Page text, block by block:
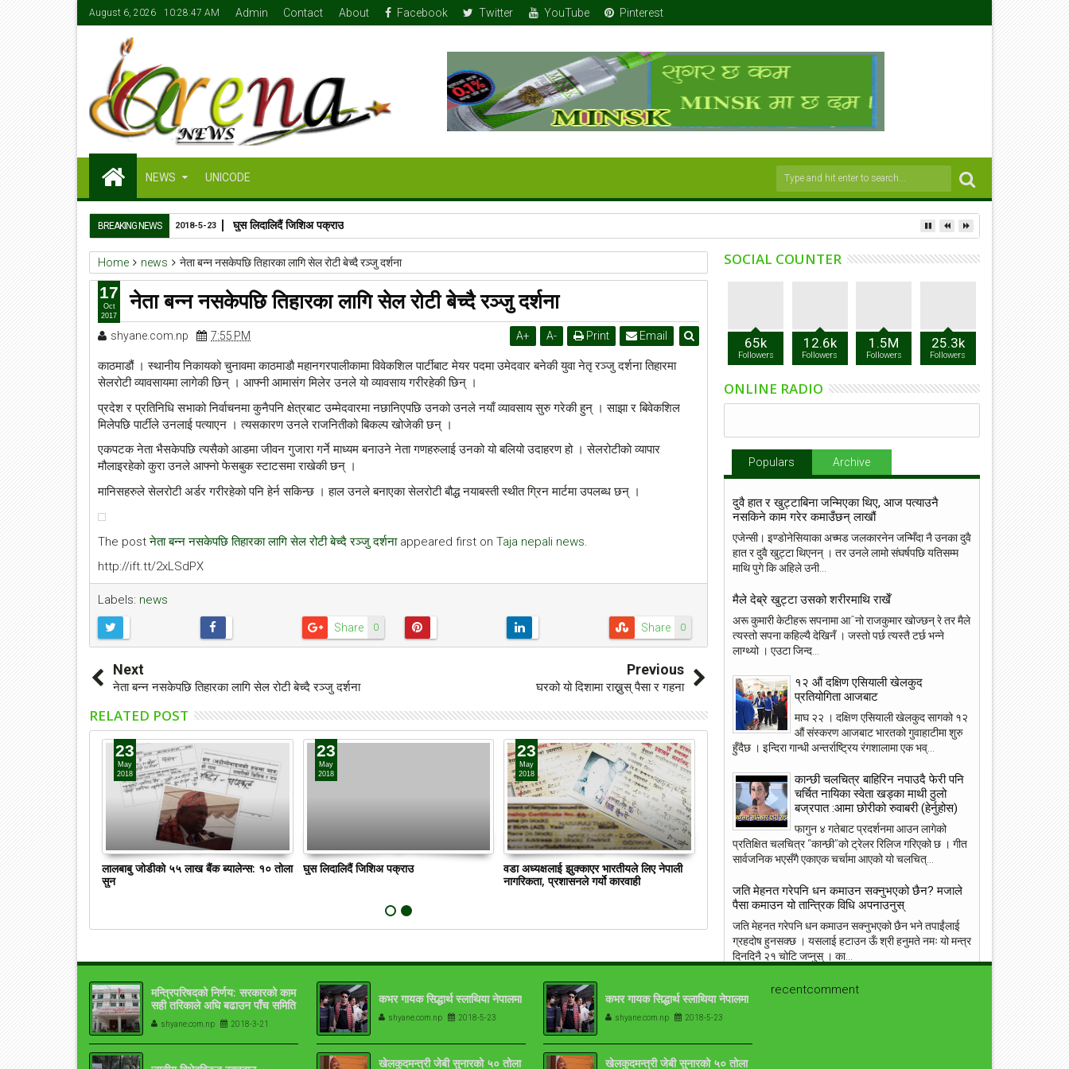
August 6, 2026 10:28:48 AM Admin Contact About Facebook Twitter YouTube Pinterest
NEWS UNICODE
BREAKING NEWS घुस लिदालिदैं जिशिअ पक्राउ
2018-5-23
Home news नेता बन्न नसकेपछि तिहारका लागि सेल रोटी बेच्दै रञ्जु दर्शना
नेता बन्न नसकेपछि तिहारका लागि सेल रोटी बेच्दै रञ्जु दर्शना
shyane.com.np 7:55 PM A+ A- Print Email
काठमाडौं । स्थानीय निकायको चुनावमा काठमाडाै‌ महानगरपालीकामा विवेकशिल पार्टीबाट मेयर पदमा उमेदवार बनेकी युवा नेतृ रञ्जु दर्शना तिहारमा
सेलरोटी व्यावसायमा लागेकी छिन् । आफ्नी आमासंग मिलेर उनले यो व्यावसाय गरीरहेकी छिन् ।
प्रदेश र प्रतिनिधि सभाको निर्वाचनमा कुनैपनि क्षेत्रबाट उम्मेदवारमा नछानिएपछि उनको उनले नयाँ व्यावसाय सुरु गरेकी हुन् । साझा र बिवेकशिल
मिलेपछि पार्टीले उनलाई पत्याएन । त्यसकारण उनले राजनितीको बिकल्प खोजेकी छन् ।
एकपटक नेता भैसकेपछि त्यसैको आडमा जीवन गुजारा गर्ने माध्यम बनाउने नेता गणहरुलाई उनको यो बलियो उदाहरण हो । सेलरोटीकाे व्यापार
मौलाइरहेको कुरा उनले आफ्नो फेसबुक स्टाटसमा राखेकी छन् ।
मानिसहरुले सेलरोटी अर्डर गरीरहेको पनि हेर्न सकिन्छ । हाल उनले बनाएका सेलरोटी बौद्ध नयाबस्ती स्थीत ग्रिन मार्टमा उपलब्ध छन् ।
The postनेता बन्न नसकेपछि तिहारका लागि सेल रोटी बेच्दै रञ्जु दर्शनाappeared first on Taja nepali news
http://ift.tt/2xLSdPX
Labels: news
0
Share 0
Share
17
Oct
2017
Next
नेता बन्न नसकेपछि तिहारका लागि सेल रोटी बेच्दै रञ्जु दर्शना
Previous
घरको यो दिशामा राख्नुस् पैसा र गहना
RELATED POST
23
May
2018
लालबाबु जोडीको ५५ लाख बैंक ब्यालेन्स: १० तोला
सुन
23
May
2018
घुस लिदालिदैं जिशिअ पक्राउ
23
May
2018
वडा अध्यक्षलाई झुक्काएर भारतीयले लिए नेपाली
नागरिकता, प्रशासनले गर्याे कारवाही
23
2018
कांग्रेस उपसभापति निधि अमेरिकामा
22
2018
आइपीएल : हैदरावादलाई हराउँदै चेन्नाई
पटक फाइनलमा, फाप डु प्लेसिसको
ब्याटिङ
SOCIAL COUNTER
65k
Followers
12.6k
Followers
1.5M
Followers
25.3k
Followers
ONLINE RADIO
Populars Archive
दुवै हात र खुट्टाबिना जन्मिएका थिए, आज पत्याउनै
नसकिने काम गरेर कमाउँछन् लाखौं
एजेन्सी। इण्डोनेसियाका अच्मड जलकारनेन जन्मिँदा नै उनका दुवै
हात र दुवै खुट्टा थिएनन् । तर उनले लामो संघर्षपछि यतिसम्म
माथि पुगे कि अहिले उनी...
मैले देब्रे खुट्टा उसको शरीरमाथि राखेँ
अरू कुमारी केटीहरू सपनामा आˆनो राजकुमार खोज्छन् रे तर मैले
त्यस्तो सपना कहिल्यै देखिनँ । जस्तो पर्छ त्यस्तै टर्छ भन्ने
लाग्थ्यो । एउटा जिन्द...
१२ औं दक्षिण एसियाली खेलकुद
प्रतियोगिता आजबाट
माघ २२ । दक्षिण एसियाली खेलकुद सागको १२
औं संस्करण आजबाट भारतको गुवाहाटीमा शुरु
हुँदैछ । इन्दिरा गान्धी अन्तर्राष्ट्रिय रंगशालामा एक भव्...
कान्छी चलचित्र बाहिरिन नपाउदै फेरी पनि
चर्चित नायिका स्वेता खड्का माथी ठुलो
बज्रपात :आमा छोरीको रुवाबरी (हेर्नुहोस)
फागुन ४ गतेबाट प्रदर्शनमा आउन लागेको
प्रतिक्षित चलचित्र “कान्छी”को ट्रेलर रिलिज गरिएको छ । गीत
सार्वजनिक भएसँगै एकाएक चर्चामा आएको यो चलचित्...
जति मेहनत गरेपनि धन कमाउन सक्नुभएको छैन? मजाले
पैसा कमाउन यो तान्त्रिक विधि अपनाउनुस्
जति मेहनत गरेपनि धन कमाउन सक्नुभएको छैन भने तपाईंलाई
ग्रहदोष हुनसक्छ । यसलाई हटाउन ऊँ श्री हनुमते नमः यो मन्त्र
दिनदिनै २१ चोटि जप्नुस् । का...
संसारकै यी ११ सुन्दरीहरु जसले स्तनलाई स्वतन्त्रता दिँदा
विश्वलाई ततायो ! [फोटोफिचर]
मन्त्रिपरिषदको निर्णय: सरकारको काम
सही तरिकाले अघि बढाउन पाँच समिति
गठनshyane.com.np 2018-3-21
कभर गायक सिद्धार्थ स्लाथिया नेपालमा
shyane.com.np 2018-5-23
खेलकुदमन्त्री जेबी सुनारको ५० तोला
कभर गायक सिद्धार्थ स्लाथिया नेपालमा
shyane.com.np 2018-5-23
खेलकुदमन्त्री जेबी सुनारको ५० तोला
recentcomment